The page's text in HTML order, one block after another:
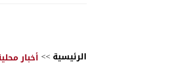
الرئيسية>>أخبار